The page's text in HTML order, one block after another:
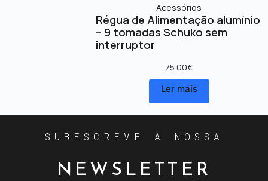
Acessórios
Régua de Alimentação alumínio
– 9 tomadas Schuko sem
interruptor
75.00€
Ler mais
SUBESCREVE A NOSSA
NEWSLETTER